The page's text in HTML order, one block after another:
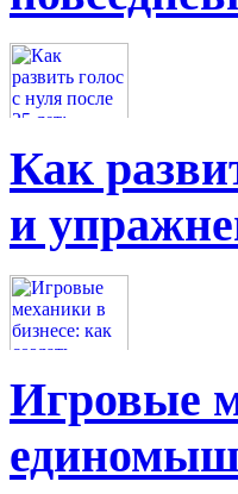
Как
и
Игровые